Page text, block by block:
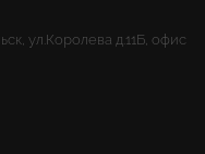
ул.Королева д.11Б, офис